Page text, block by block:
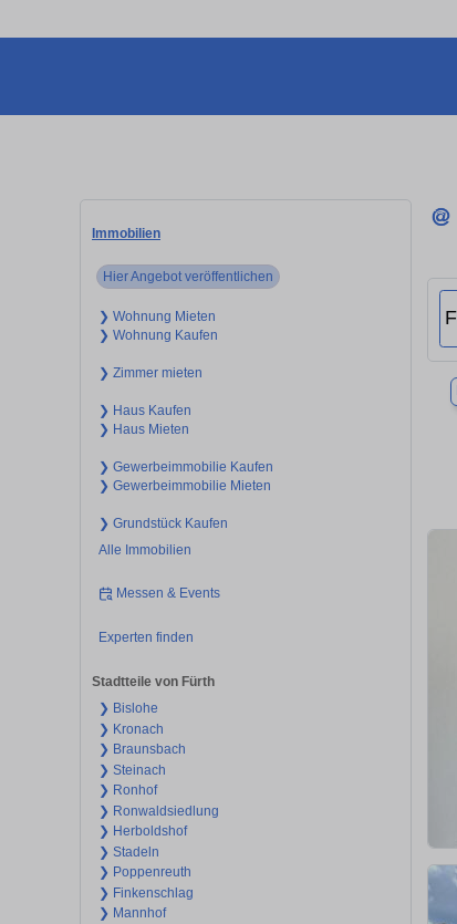
Immobilien
Hier Angebot veröffentlichen
❯ Wohnung Mieten
❯ Wohnung Kaufen
❯ Zimmer mieten
❯ Haus Kaufen
❯ Haus Mieten
❯ Gewerbeimmobilie Kaufen
❯ Gewerbeimmobilie Mieten
❯ Grundstück Kaufen
Alle Immobilien
Messen & Events
Experten finden
Stadtteile von Fürth
❯ Bislohe
❯ Kronach
❯ Braunsbach
❯ Steinach
❯ Ronhof
❯ Ronwaldsiedlung
❯ Herboldshof
❯ Stadeln
❯ Poppenreuth
❯ Finkenschlag
❯ Mannhof